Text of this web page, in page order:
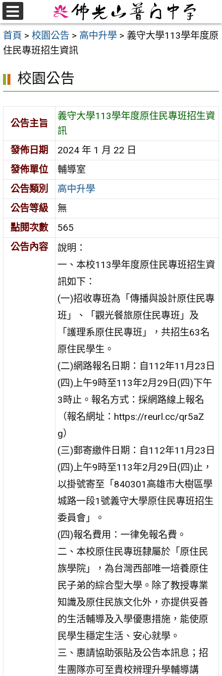
跳
至
主
要
首頁 > 校園公告 > 高中升學 > 義守大學113學年度原
住民專班招生資訊
校園公告
公告主旨
義守大學113學年度原住民專班招生資
訊
發佈日期
2024 年 1 月 22 日
發佈單位
輔導室
公告類別
高中升學
公告等級
無
點閱次數
565
公告內容
說明：
一、本校113學年度原住民專班招生資
訊如下：
(一)招收專班為「傳播與設計原住民專
班」、「觀光餐旅原住民專班」及
「護理系原住民專班」，共招生63名
原住民學生。
(二)網路報名日期：自112年11月23日
(四)上午9時至113年2月29日(四)下午
3時止。報名方式：採網路線上報名
（報名網址：https://reurl.cc/qr5aZ
g）
(三)郵寄繳件日期：自112年11月23日
(四)上午9時至113年2月29日(四)止，
以掛號寄至「840301高雄市大樹區學
城路一段1號義守大學原住民專班招生
委員會」。
(四)報名費用：一律免報名費。
二、本校原住民專班隸屬於「原住民
族學院」，為台灣西部唯一培養原住
民子弟的綜合型大學。除了教授專業
知識及原住民族文化外，亦提供妥善
的生活輔導及入學優惠措施，能使原
民學生穩定生活、安心就學。
三、惠請協助張貼及公告本訊息；招
生團隊亦可至貴校辨理升學輔導講
選
單